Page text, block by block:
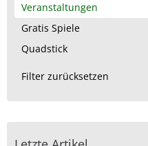
Veranstaltungen
Gratis Spiele
Quadstick
Filter zurücksetzen